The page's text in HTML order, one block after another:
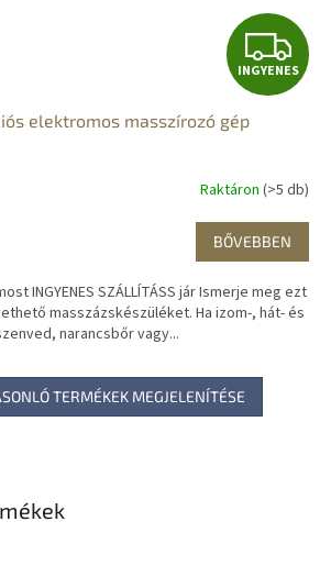
I
N
Y
E
N
E
INGYENES
elektromos masszírozó gép
Raktáron (>5 db)
BŐVEBBEN
INGYENES SZÁLLÍTÁSS jár Ismerje meg ezt
masszázskészüléket. Ha izom-, hát- és
narancsbőr vagy...
TERMÉKEK MEGJELENÍTÉSE